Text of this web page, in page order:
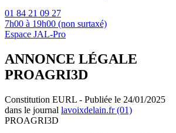
01 84 21 09 27
7h00 à 19h00 (non surtaxé)
Espace JAL-Pro
ANNONCE LÉGALE
PROAGRI3D
Constitution EURL - Publiée le 24/01/2025
dans le journal lavoixdelain.fr (01)
PROAGRI3D